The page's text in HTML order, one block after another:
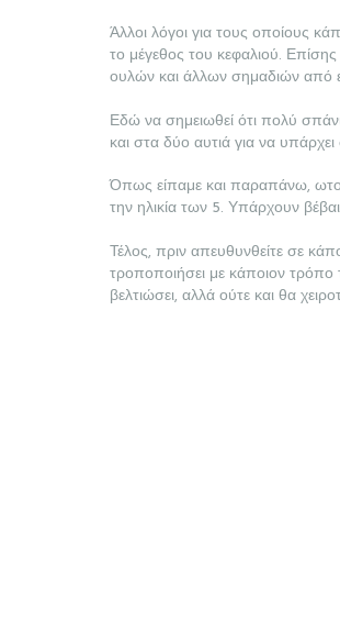
ΔΙΑΦΗΜΙΣΤΕΊΤΕ
Άλλοι λόγοι για τους οποίους
το μέγεθος του κεφαλιού.
ουλών και άλλων σημαδιών από
Εδώ να σημειωθεί ότι πολύ
και στα δύο αυτιά για να
Όπως είπαμε και παραπάνω,
την ηλικία των 5. Υπάρχουν
Τέλος, πριν απευθυνθείτε σε
τροποποιήσει με κάποιον τρόπο
βελτιώσει, αλλά ούτε και θα